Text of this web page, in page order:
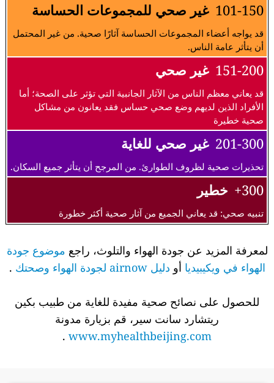
101-150 غير صحي للمجموعات الحساسة
قد يواجه أعضاء المجموعات الحساسة آثارًا صحية. من غير المحتمل
أن يتأثر عامة الناس.
151-200 غير صحي
قد يعاني معظم الناس من الآثار الجانبية التي تؤثر على الصحة؛ أما
الأفراد الذين لديهم وضع صحي حساس فقد يعانون من مشاكل
صحية خطيرة
201-300 غير صحي للغاية
تحذيرات صحية لظروف الطوارئ. من المرجح أن يتأثر جميع السكان.
300+ خطير
تنبيه صحي: قد يعاني الجميع من آثار صحية أكثر خطورة
لمعرفة المزيد عن جودة الهواء والتلوث، راجع موضوع جودة
الهواء في ويكيبيديا أو دليل airnow لجودة الهواء وصحتك .
للحصول على نصائح صحية مفيدة للغاية من طبيب بكين
ريتشارد سانت سير، قم بزيارة مدونة
www.myhealthbeijing.com
.